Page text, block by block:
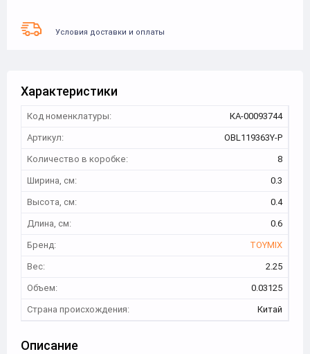
Условия доставки и оплаты
Характеристики
Код номенклатуры:
КА-00093744
Артикул:
OBL119363Y-Р
Количество в коробке:
8
Ширина, см:
0.3
Высота, см:
0.4
Длина, см:
0.6
Бренд:
TOYMIX
Вес:
2.25
Объем:
0.03125
Страна происхождения:
Китай
Описание